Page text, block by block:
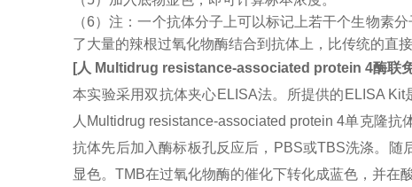
（6）注：一个抗体分子上可以标记上若干个生物素
了大量的辣根过氧化物酶结合到抗体上，比传统的直
[人 Multidrug resistance-associated protein 4酶联
本实验采用双抗体夹心ELISA法。所提供的ELISA
人Multidrug resistance-associated protein 4单克隆
抗体先后加入酶标板孔反应后，PBS或TBS洗涤。
显色。TMB在过氧化物酶的催化下转化成蓝色，并在